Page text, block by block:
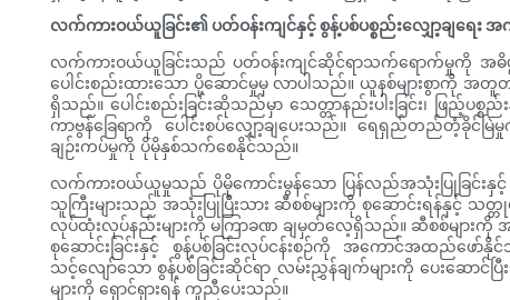
လက်ကားဝယ်ယူခြင်း၏ ပတ်ဝန်းကျင်နှင့် စွန့်ပစ်ပစ္စည်းလျှော့ချရေး အက
လက်ကားဝယ်ယူခြင်းသည် ပတ်ဝန်းကျင်ဆိုင်ရာသက်ရောက်မှုကို အဓိပ္ပာ
ပေါင်းစည်းထားသော ပို့ဆောင်မှုမှ လာပါသည်။ ယူနစ်များစွာကို
ရှိသည်။ ပေါင်းစည်းခြင်းဆိုသည်မှာ သေတ္တာနည်းပါးခြင်း၊ ဖြည့်ပ
ကာဗွန်ခြေရာကို ပေါင်းစပ်လျှော့ချပေးသည်။ ရေရှည်တည်တံ့ခို
ချဉ်းကပ်မှုကို ပိုမိုနှစ်သက်စေနိုင်သည်။
လက်ကားဝယ်ယူမှုသည် ပိုမိုကောင်းမွန်သော ပြန်လည်အသုံးပြုခြင်းနှင့် စွ
သူကြီးများသည် အသုံးပြုပြီးသား ဆီစစ်များကို စုဆောင်းရန်နှင့်
လုပ်ထုံးလုပ်နည်းများကို မကြာခဏ ချမှတ်လေ့ရှိသည်။ ဆီစစ်များကို
စုဆောင်းခြင်းနှင့် စွန့်ပစ်ခြင်းလုပ်ငန်းစဉ်ကို အကောင်အထည်ဖေ
သင့်လျော်သော စွန့်ပစ်ခြင်းဆိုင်ရာ လမ်းညွှန်ချက်များကို ပေးဆော
များကို ရှောင်ရှားရန် ကူညီပေးသည်။